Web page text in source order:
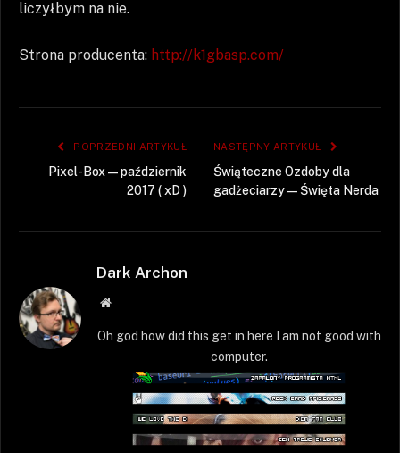
liczyłbym na nie.
Strona producenta: http://k1gbasp.com/
POPRZEDNI ARTYKUŁ
Pixel-Box — październik
2017 ( xD )
NASTĘPNY ARTYKUŁ
Świąteczne Ozdoby dla
gadżeciarzy — Święta Nerda
Dark Archon
Strona
Oh god how did this get in here I am not good with
computer.